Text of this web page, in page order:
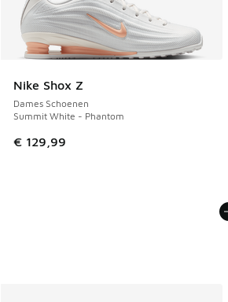
Nike Shox Z
Dames Schoenen
Summit White - Phantom
€ 129,99